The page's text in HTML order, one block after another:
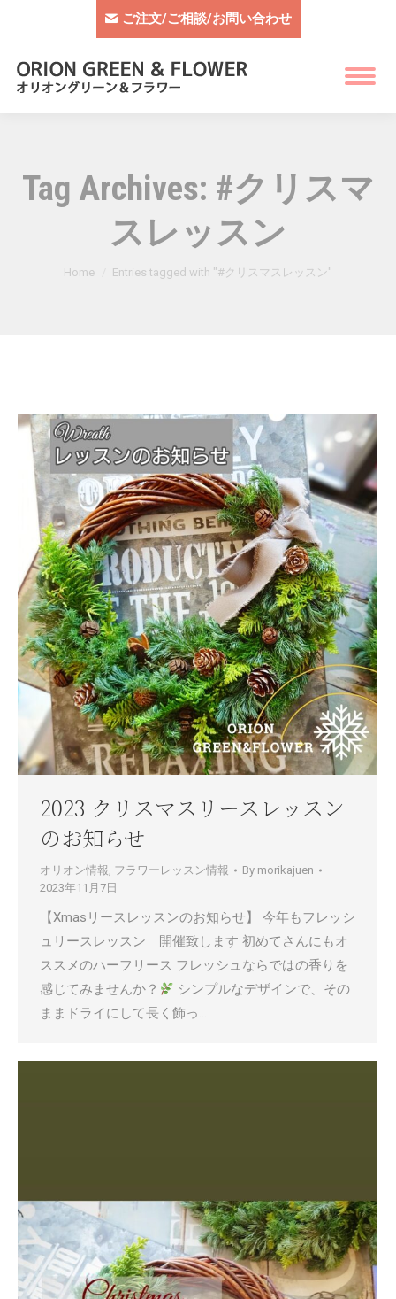
ご注文/ご相談/お問い合わせ
Tag Archives: #クリスマ
スレッスン
You are here:
Home Entries tagged with "#クリスマスレッスン"
2023 クリスマスリースレッスン
のお知らせ
オリオン情報, フラワーレッスン情報 By morikajuen
2023年11月7日
【Xmasリースレッスンのお知らせ】 今年もフレッシ
ュリースレッスン 開催致します 初めてさんにもオ
ススメのハーフリース フレッシュならではの香りを
感じてみませんか？
シンプルなデザインで、その
ままドライにして長く飾っ…